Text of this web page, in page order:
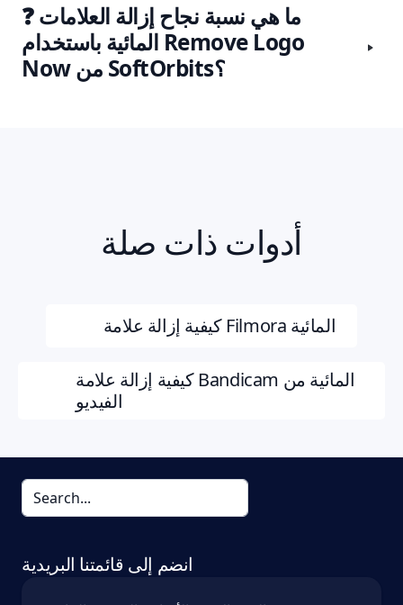
❓ ما هي نسبة نجاح إزالة العلامات
المائية باستخدام Remove Logo
Now من SoftOrbits؟
أدوات ذات صلة
كيفية إزالة علامة Filmora المائية
كيفية إزالة علامة Bandicam المائية من
الفيديو
انضم إلى قائمتنا البريدية